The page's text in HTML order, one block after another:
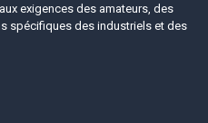
exigences des amateurs, des
spécifiques des industriels et des